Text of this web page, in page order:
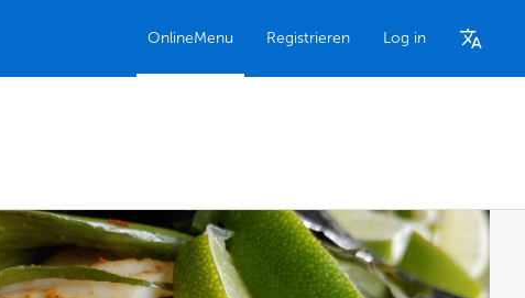
OnlineMenu Registrieren Log in